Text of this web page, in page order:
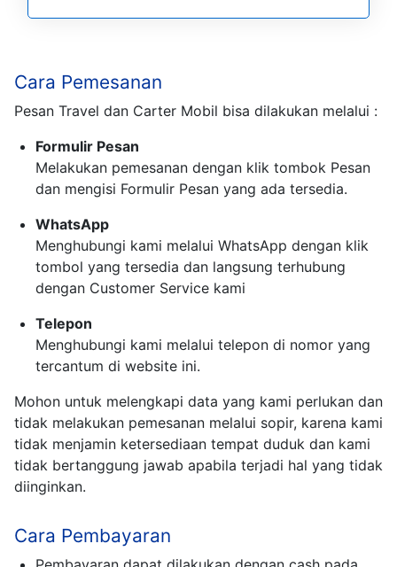
Cara Pemesanan
Pesan Travel dan Carter Mobil bisa dilakukan melalui :
Formulir Pesan
Melakukan pemesanan dengan klik tombok Pesan
dan mengisi Formulir Pesan yang ada tersedia.
WhatsApp
Menghubungi kami melalui WhatsApp dengan klik
tombol yang tersedia dan langsung terhubung
dengan Customer Service kami
Telepon
Menghubungi kami melalui telepon di nomor yang
tercantum di website ini.
Mohon untuk melengkapi data yang kami perlukan dan
tidak melakukan pemesanan melalui sopir, karena kami
tidak menjamin ketersediaan tempat duduk dan kami
tidak bertanggung jawab apabila terjadi hal yang tidak
diinginkan.
Cara Pembayaran